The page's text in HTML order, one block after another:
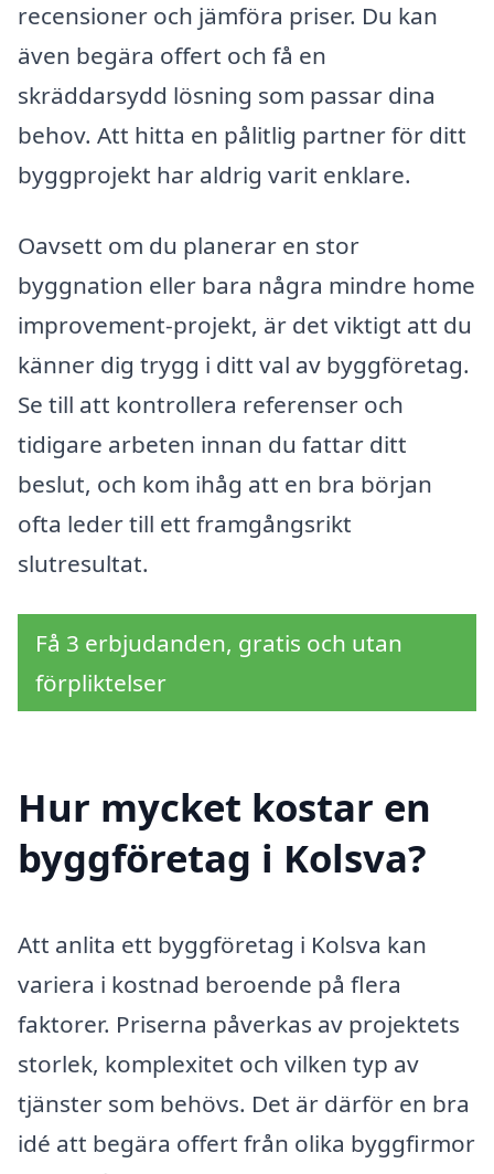
recensioner och jämföra priser. Du kan
även begära offert och få en
skräddarsydd lösning som passar dina
behov. Att hitta en pålitlig partner för ditt
byggprojekt har aldrig varit enklare.
Oavsett om du planerar en stor
byggnation eller bara några mindre home
improvement-projekt, är det viktigt att du
känner dig trygg i ditt val av byggföretag.
Se till att kontrollera referenser och
tidigare arbeten innan du fattar ditt
beslut, och kom ihåg att en bra början
ofta leder till ett framgångsrikt
slutresultat.
Få 3 erbjudanden, gratis och utan
förpliktelser
Hur mycket kostar en
byggföretag i Kolsva?
Att anlita ett byggföretag i Kolsva kan
variera i kostnad beroende på flera
faktorer. Priserna påverkas av projektets
storlek, komplexitet och vilken typ av
tjänster som behövs. Det är därför en bra
idé att begära offert från olika byggfirmor